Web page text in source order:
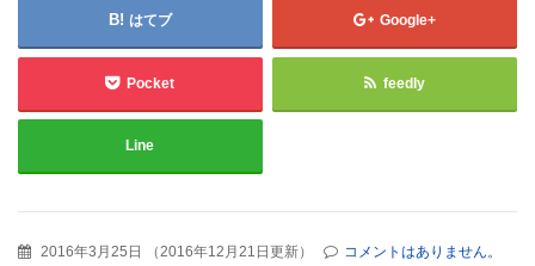
はてブ Google+
Pocket feedly
Line
2016年3月25日 （ 2016年12月21日更新）
コメントはありません。